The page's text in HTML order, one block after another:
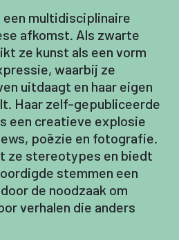
een multidisciplinaire
afkomst. Als zwarte
ze kunst als een vorm
waarbij ze
uitdaagt en haar eigen
Haar zelf-gepubliceerde
een creatieve explosie
poëzie en fotografie.
ze stereotypes en biedt
stemmen een
de noodzaak om
verhalen die anders